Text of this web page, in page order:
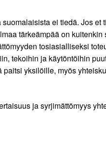
ei tiedä. Jos et
tärkeämpää on
tosiasialliseksi
tekoihin ja käytöntöihin
yksilöille, myös
ja syrjimättömyys